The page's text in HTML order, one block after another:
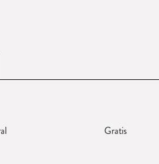
Gratis